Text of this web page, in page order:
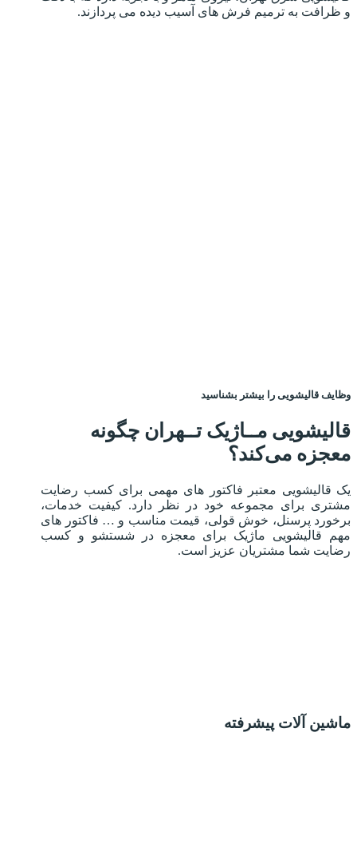
و ظرافت به ترمیم فرش های آسیب دیده می پردازند.
وظایف قالیشویی را بیشتر بشناسید
قالیشویی مــاژیک تــهران چگونه
معجزه می‌کند؟
یک قالیشویی معتبر فاکتور های مهمی برای کسب رضایت
مشتری برای مجموعه خود در نظر دارد. کیفیت خدمات،
برخورد پرسنل، خوش قولی، قیمت مناسب و … فاکتور های
مهم قالیشویی ماژیک برای معجزه در شستشو و کسب
رضایت شما مشتریان عزیز است.
ماشین آلات پیشرفته